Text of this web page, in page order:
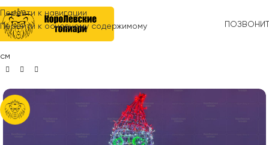
Перейти к навигации
Перейти к основному содержимому
Главная»Световые фигуры
см